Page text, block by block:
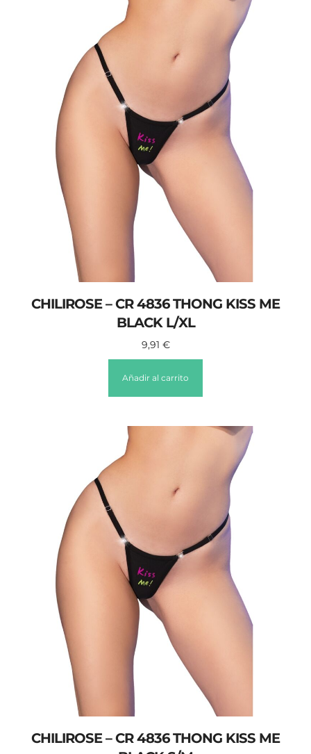
CHILIROSE – CR 4836 THONG KISS ME
BLACK L/XL
9,91 €
Añadir al carrito
CHILIROSE – CR 4836 THONG KISS ME